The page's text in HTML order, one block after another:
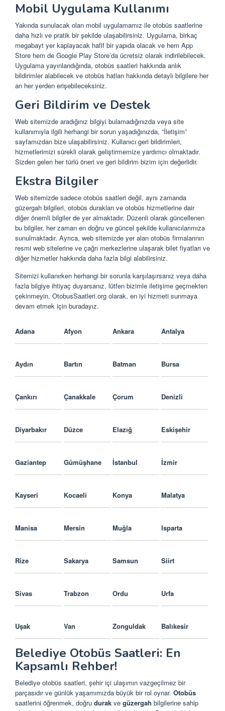
Mobil Uygulama Kullanımı
Yakında sunulacak olan mobil uygulamamız ile otobüs saatlerine
daha hızlı ve pratik bir şekilde ulaşabilirsiniz. Uygulama, birkaç
megabayt yer kaplayacak hafif bir yapıda olacak ve hem App
Store hem de Google Play Store’da ücretsiz olarak indirilebilecek.
Uygulama yayınlandığında, otobüs saatleri hakkında anlık
bildirimler alabilecek ve otobüs hatları hakkında detaylı bilgilere her
an her yerden erişebileceksiniz.
Geri Bildirim ve Destek
Web sitemizde aradığınız bilgiyi bulamadığınızda veya site
kullanımıyla ilgili herhangi bir sorun yaşadığınızda, “İletişim”
sayfamızdan bize ulaşabilirsiniz. Kullanıcı geri bildirimleri,
hizmetlerimizi sürekli olarak geliştirmemize yardımcı olmaktadır.
Sizden gelen her türlü öneri ve geri bildirim bizim için değerlidir.
Ekstra Bilgiler
Web sitemizde sadece otobüs saatleri değil, aynı zamanda
güzergah bilgileri, otobüs durakları ve otobüs hizmetlerine dair
diğer önemli bilgiler de yer almaktadır. Düzenli olarak güncellenen
bu bilgiler, her zaman en doğru ve güncel şekilde kullanıcılarımıza
sunulmaktadır. Ayrıca, web sitemizde yer alan otobüs firmalarının
resmi web sitelerine ve çağrı merkezlerine ulaşarak bilet fiyatları ve
diğer hizmetler hakkında daha fazla bilgi alabilirsiniz.
Sitemizi kullanırken herhangi bir sorunla karşılaşırsanız veya daha
fazla bilgiye ihtiyaç duyarsanız, lütfen bizimle iletişime geçmekten
çekinmeyin. OtobusSaatleri.org olarak, en iyi hizmeti sunmaya
devam etmek için buradayız.
Adana Afyon Ankara Antalya
Aydın Bartın Batman Bursa
Çankırı Çanakkale Çorum Denizli
Diyarbakır Düzce Elazığ Eskişehir
Gaziantep Gümüşhane İstanbul İzmir
Kayseri Kocaeli Konya Malatya
Manisa Mersin Muğla Isparta
Rize Sakarya Samsun Siirt
Sivas Trabzon Ordu Urfa
Uşak Van Zonguldak Balıkesir
Belediye Otobüs Saatleri: En
Kapsamlı Rehber!
Belediye otobüs saatleri, şehir içi ulaşımın vazgeçilmez bir
parçasıdır ve günlük yaşamımızda büyük bir rol oynar. Otobüs
saatlerini öğrenmek, doğru durak ve güzergah bilgilerine sahip